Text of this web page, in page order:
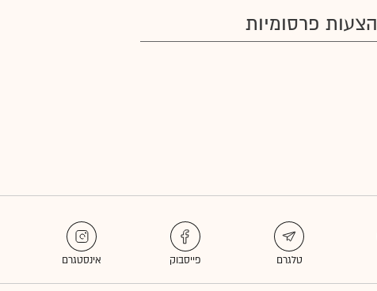
הצעות פרסומיות